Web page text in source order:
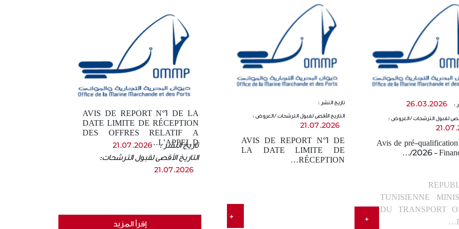
تاريخ النشر :
التاريخ الأقصى لقبول الترشحات / العروض :
21.07.2026
AVIS DE REPORT N°1 DE
LA DATE LIMITE DE
RÉCEPTION…
+
:
26.03.2026
لقبول الترشحات / العروض :
Avis de pré-
/2026 -
TUNISIENNE
DU TRANSPORT
+
AVIS DE REPORT N°1 DE LA
DATE LIMITE DE RÉCEPTION
DES OFFRES RELATIF A
L’APPEL D…
تاريخ النشر : 21.07.2026
التاريخ الأقصى لقبول الترشحات:
21.07.2026
إقرأ المزيد
Avis de pré-qualification N°C3
/2026 - Financement, réalisation
تاريخ النشر :
21.07.2026
التاريخ الأقصى لقبول الترشحات:
AVIS DE REPORT
DATE LIMITE DE
DES OFFRES
:
10.06.2026
لقبول الترشحات: